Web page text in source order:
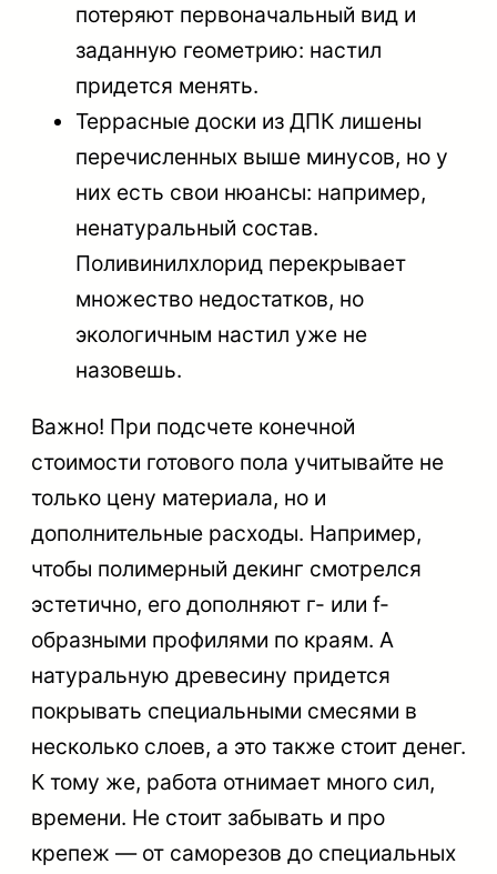
потеряют первоначальный вид и
заданную геометрию: настил
придется менять.
Террасные доски из ДПК лишены
перечисленных выше минусов, но у
них есть свои нюансы: например,
ненатуральный состав.
Поливинилхлорид перекрывает
множество недостатков, но
экологичным настил уже не
назовешь.
Важно! При подсчете конечной
стоимости готового пола учитывайте не
только цену материала, но и
дополнительные расходы. Например,
чтобы полимерный декинг смотрелся
эстетично, его дополняют г- или f-
образными профилями по краям. А
натуральную древесину придется
покрывать специальными смесями в
несколько слоев, а это также стоит денег.
К тому же, работа отнимает много сил,
времени. Не стоит забывать и про
крепеж — от саморезов до специальных